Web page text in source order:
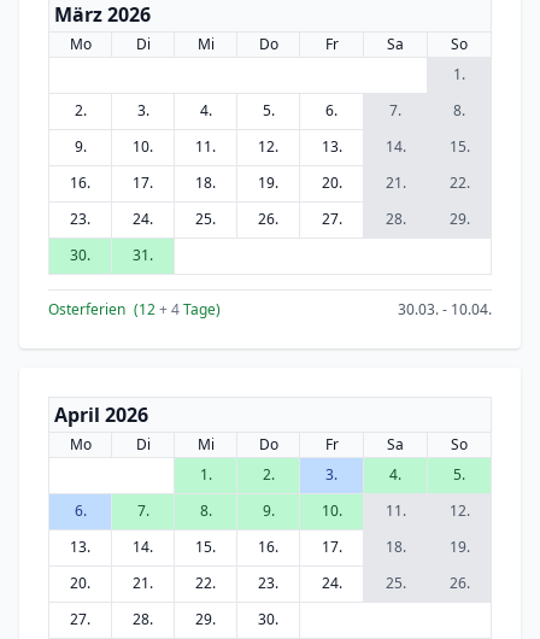
März 2026
Mo Di Mi Do Fr Sa
So
1.
2.
3. 4. 5. 6. 7.
8.
9.
10. 11. 12. 13. 14.
15.
16.
17. 18. 19. 20. 21.
22.
23.
24. 25. 26. 27. 28.
29.
30.
31.
Osterferien (12+ 4Tage) 30.03. - 10.04.
April 2026
Mo Di Mi Do Fr Sa
So
1.
2. 3. 4.
5.
6.
7. 8. 9. 10. 11.
12.
13.
14. 15. 16. 17. 18.
19.
20.
21. 22. 23. 24. 25.
26.
27.
28. 29. 30.